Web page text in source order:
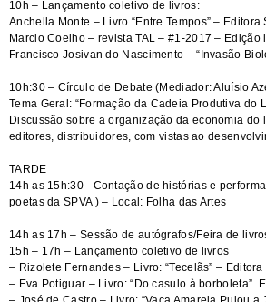
10h – Lançamento coletivo de livros:
Anchella Monte – Livro “Entre Tempos” – Editora
Marcio Coelho – revista TAL – #1-2017 – Edição
Francisco Josivan do Nascimento – “Invasão
10h:30 – Círculo de Debate (Mediador: Aluísio
Tema Geral: “Formação da Cadeia Produtiva do
Discussão sobre a organização da economia
editores, distribuidores, com vistas ao
TARDE
14h as 15h:30– Contação de histórias e
poetas da SPVA ) – Local: Folha das Artes
14h as 17h – Sessão de autógrafos/Feira de
15h – 17h – Lançamento coletivo de livros
– Rizolete Fernandes – Livro: “Tecelãs” –
– Eva Potiguar – Livro: “Do casulo à borboleta”.